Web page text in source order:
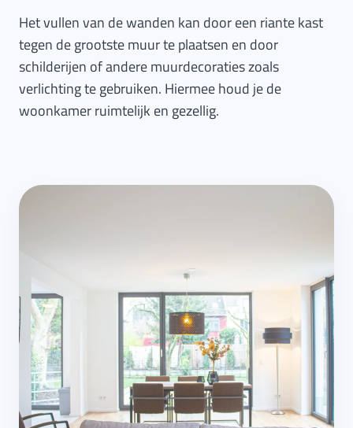
Het vullen van de wanden kan door een riante kast
tegen de grootste muur te plaatsen en door
schilderijen of andere muurdecoraties zoals
verlichting te gebruiken. Hiermee houd je de
woonkamer ruimtelijk en gezellig.